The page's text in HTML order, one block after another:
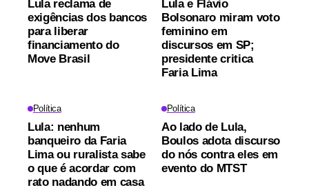
Lula reclama de
exigências dos bancos
para liberar
financiamento do
Move Brasil
Lula e Flávio
Bolsonaro miram voto
feminino em
discursos em SP;
presidente critica
Faria Lima
Política
Lula: nenhum
banqueiro da Faria
Lima ou ruralista sabe
o que é acordar com
rato nadando em casa
Política
Ao lado de Lula,
Boulos adota discurso
do nós contra eles em
evento do MTST